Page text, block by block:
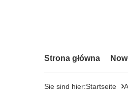
Strona główna
Sie sind hier:Startseite